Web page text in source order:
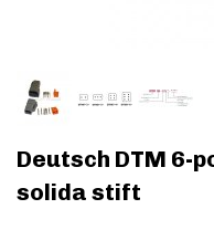
Deutsch DTM 6-
solida stift